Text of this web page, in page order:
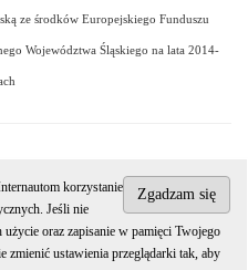
ze środków Europejskiego Funduszu
Województwa Śląskiego na lata 2014-
jest jednostką organizacyjną
Śląskiego.
Zgadzam się
korzystanie
Jeśli nie
oraz zapisanie w pamięci Twojego
zmienić ustawienia przeglądarki tak, aby